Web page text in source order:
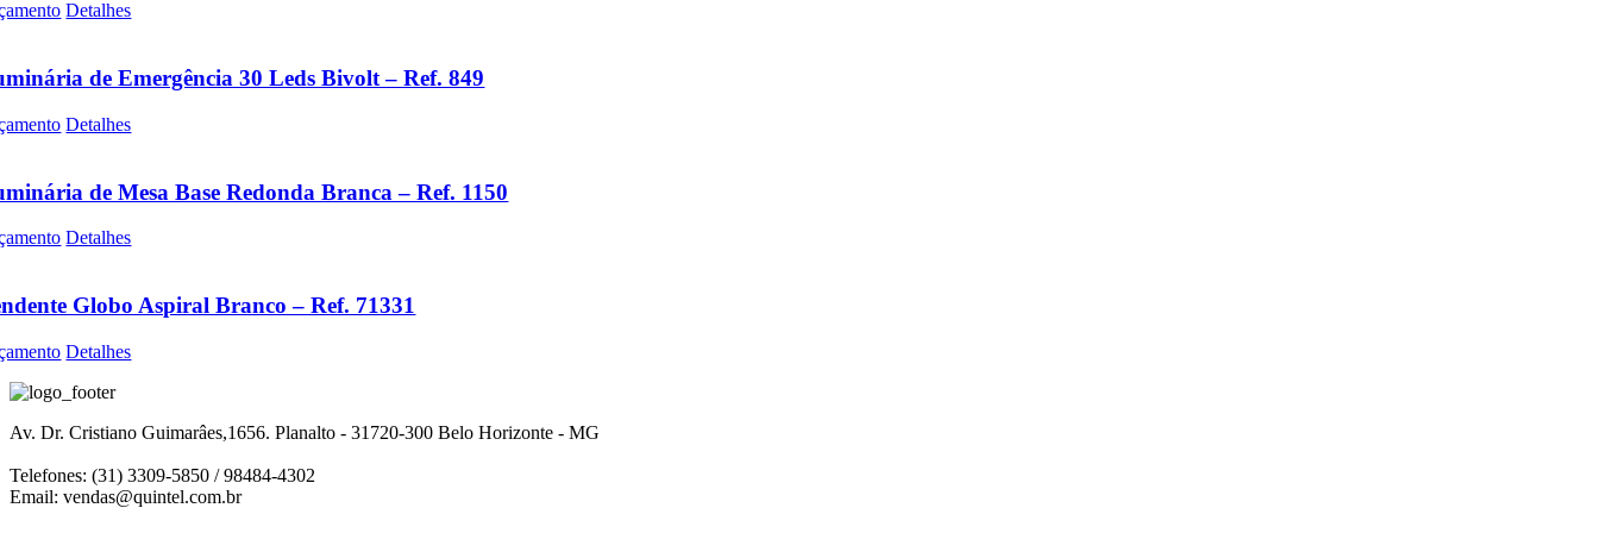
Detalhes
de Emergência 30 Leds Bivolt – Ref. 849
Detalhes
de Mesa Base Redonda Branca – Ref. 1150
Detalhes
Globo Aspiral Branco – Ref. 71331
Detalhes
Av. Dr. Cristiano Guimarâes,1656. Planalto - 31720-300 Belo Horizonte - MG
Telefones: (31) 3309-5850 / 98484-4302
Email: vendas@quintel.com.br